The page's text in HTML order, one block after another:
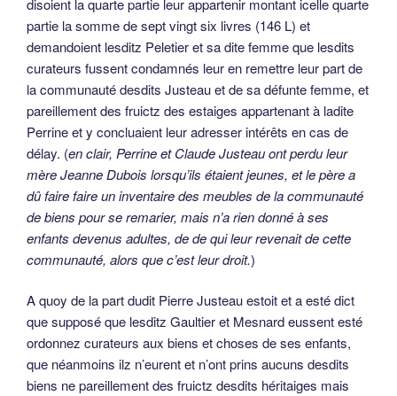
partie la somme de sept vingt six livres (146 L) et
demandoient lesditz Peletier et sa dite femme que lesdits
curateurs fussent condamnés leur en remettre leur part de
la communauté desdits Justeau et de sa défunte femme, et
pareillement des fruictz des estaiges appartenant à ladite
Perrine et y concluaient leur adresser intérêts en cas de
délay. (en clair, Perrine et Claude Justeau ont perdu leur
mère Jeanne Dubois lorsqu’ils étaient jeunes, et le père a
dû faire faire un inventaire des meubles de la communauté
de biens pour se remarier, mais n’a rien donné à ses
enfants devenus adultes, de de qui leur revenait de cette
communauté, alors que c’est leur droit.)
A quoy de la part dudit Pierre Justeau estoit et a esté dict
que supposé que lesditz Gaultier et Mesnard eussent esté
ordonnez curateurs aux biens et choses de ses enfants,
que néanmoins ilz n’eurent et n’ont prins aucuns desdits
biens ne pareillement des fruictz desdits héritaiges mais